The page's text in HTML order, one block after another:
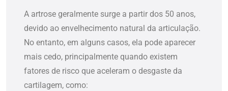
A artrose geralmente surge a partir dos 50 anos,
devido ao envelhecimento natural da articulação.
No entanto, em alguns casos, ela pode aparecer
mais cedo, principalmente quando existem
fatores de risco que aceleram o desgaste da
cartilagem, como: